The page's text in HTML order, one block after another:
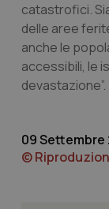
catastrofici.
delle aree
anche le
accessibili, le
devastazione”.
09 Settembre
©